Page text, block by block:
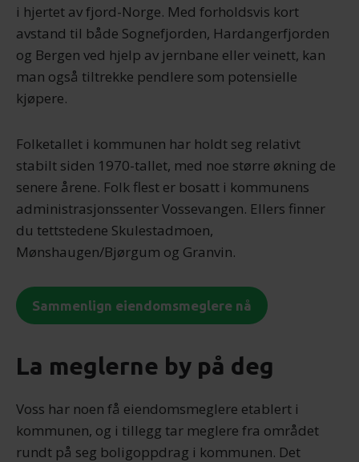
i hjertet av fjord-Norge. Med forholdsvis kort
avstand til både Sognefjorden, Hardangerfjorden
og Bergen ved hjelp av jernbane eller veinett, kan
man også tiltrekke pendlere som potensielle
kjøpere.
Folketallet i kommunen har holdt seg relativt
stabilt siden 1970-tallet, med noe større økning de
senere årene. Folk flest er bosatt i kommunens
administrasjonssenter Vossevangen. Ellers finner
du tettstedene Skulestadmoen,
Mønshaugen/Bjørgum og Granvin.
Sammenlign eiendomsmeglere nå
La meglerne by på deg
Voss har noen få eiendomsmeglere etablert i
kommunen, og i tillegg tar meglere fra området
rundt på seg boligoppdrag i kommunen. Det